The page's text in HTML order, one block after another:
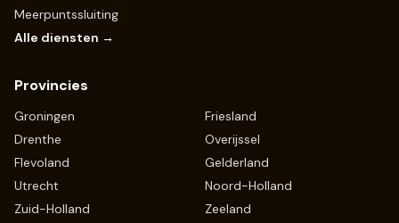
Meerpuntssluiting
Alle diensten →
Provincies
Groningen
Friesland
Drenthe
Overijssel
Flevoland
Gelderland
Utrecht
Noord-Holland
Zuid-Holland
Zeeland